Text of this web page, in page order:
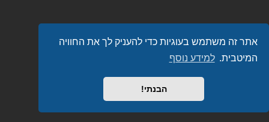
אתר זה משתמש בעוגיות כדי להעניק לך את החוויה
המיטבית. למידע נוסף
הבנתי!